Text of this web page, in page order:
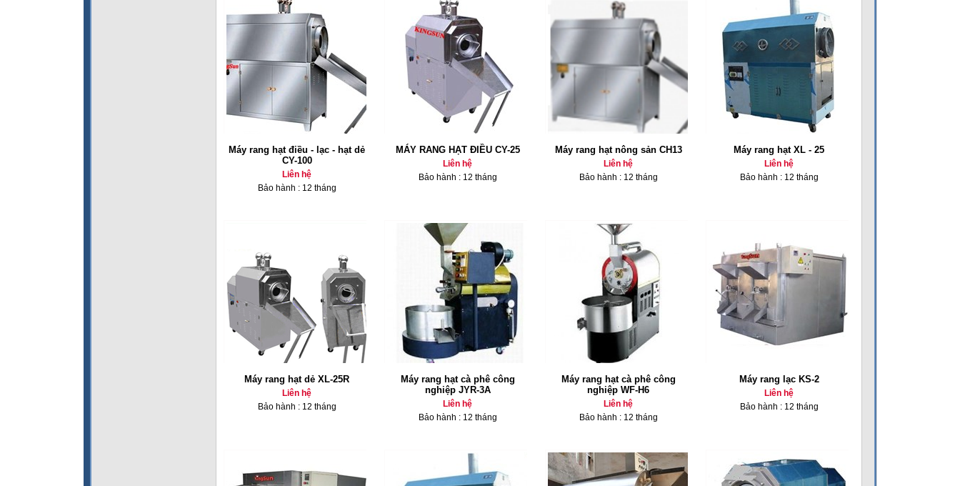
Máy rang hạt điều - lạc - hạt dẻ
CY-100
Liên hệ
Bảo hành : 12 tháng
MÁY RANG HẠT ĐIỀU CY-25
Liên hệ
Bảo hành : 12 tháng
Máy rang hạt nông sản CH13
Liên hệ
Bảo hành : 12 tháng
Máy rang hạt XL - 25
Liên hệ
Bảo hành : 12 tháng
Máy rang hạt dẻ XL-25R
Liên hệ
Bảo hành : 12 tháng
Máy rang hạt cà phê công
nghiệp JYR-3A
Liên hệ
Bảo hành : 12 tháng
Máy rang hạt cà phê công
nghiệp WF-H6
Liên hệ
Bảo hành : 12 tháng
Máy rang lạc KS-2
Liên hệ
Bảo hành : 12 tháng